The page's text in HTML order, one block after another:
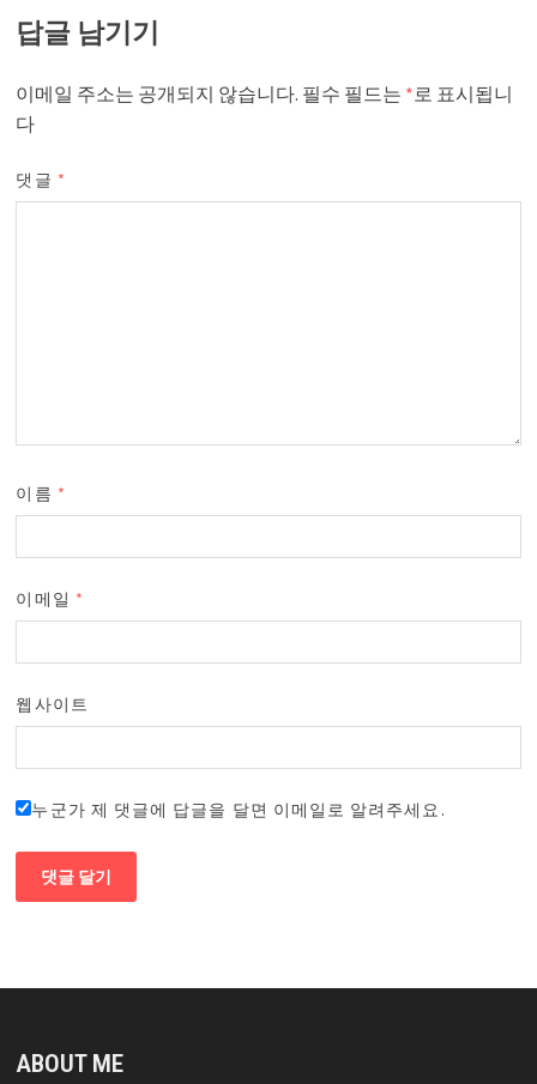
답글 남기기
이메일 주소는 공개되지 않습니다. 필수 필드는 *로 표시됩니
다
댓글 *
이름 *
이메일 *
웹사이트
누군가 제 댓글에 답글을 달면 이메일로 알려주세요.
ABOUT ME